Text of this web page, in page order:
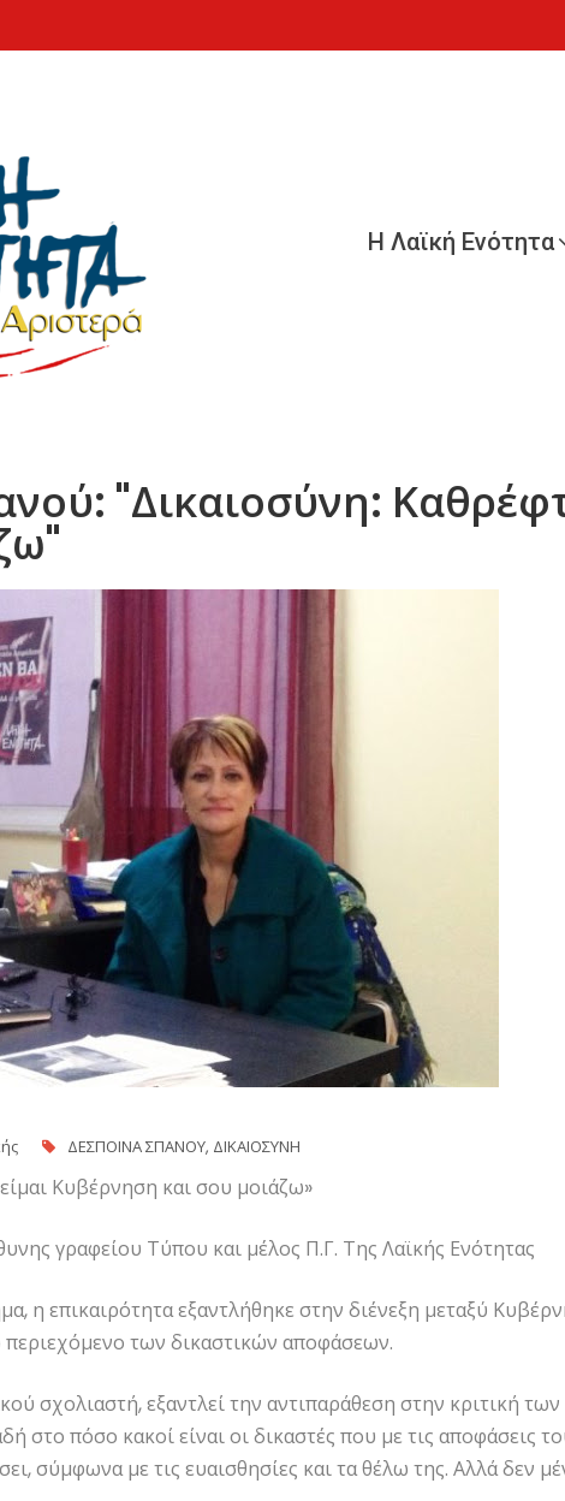
Η Λαϊκή Ενότητα
"Δικαιοσύνη:
ΔΕΣΠΟΙΝΑ ΣΠΑΝΟΥ, ΔΙΚΑΙΟΣΥΝΗ
Κυβέρνηση και σου μοιάζω»
γραφείου Τύπου και μέλος Π.Γ. Της Λαϊκής Ενότητας
η επικαιρότητα εξαντλήθηκε στην διένεξη μεταξύ
των δικαστικών αποφάσεων.
σχολιαστή, εξαντλεί την αντιπαράθεση στην κριτική των
στο πόσο κακοί είναι οι δικαστές που με τις αποφάσεις
σύμφωνα με τις ευαισθησίες και τα θέλω της. Αλλά δεν